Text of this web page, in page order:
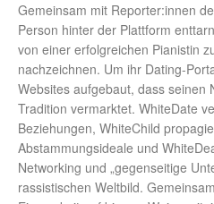
Gemeinsam mit Reporter:innen
Person hinter der Plattform
von einer erfolgreichen Pianistin
nachzeichnen. Um ihr Dating-
Websites aufgebaut, dass seinen
Tradition vermarktet. WhiteDate
Beziehungen, WhiteChild
Abstammungsideale und
Networking und „gegenseitige
rassistischen Weltbild.